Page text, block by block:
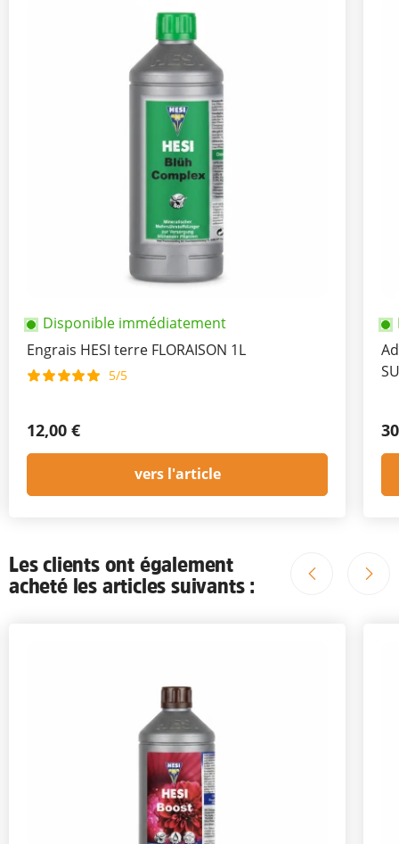
Disponible immédiatement
Engrais HESI terre FLORAISON 1L
5/5
12,00 €
vers l'article
Les clients ont également
acheté les articles suivants :